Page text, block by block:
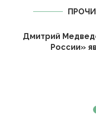
Дмитрий
России»